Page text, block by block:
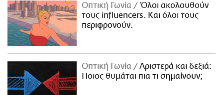
Οπτική Γωνία
Όλοι ακολουθούν
τους influencers. Και όλοι τους
περιφρονούν.
Οπτική Γωνία
Αριστερά και δεξιά:
Ποιος θυμάται πια τι σημαίνουν;